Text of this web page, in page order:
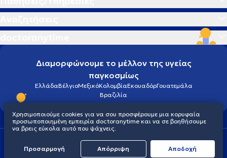
Διαμορφώνουμε το μέλλον της υγείας
παγκοσμίως
ΕλλάδαΒέλγιοΜεξικόΚολομβίαΕκουαδόρΓουατεμάλα
Βραζιλία
Πολιτική προστασίας προσωπικού απορρήτου
© 2026 doctoranytime
Χρησιμοποιούμε cookies για να σου προσφέρουμε μια κορυφαία
προσωποποιημένη εμπειρία doctoranytime και να σε βοηθήσουμε
να βρεις εύκολα αυτό που ψάχνεις.
Προσαρμογή Απόρριψη Aποδοχή